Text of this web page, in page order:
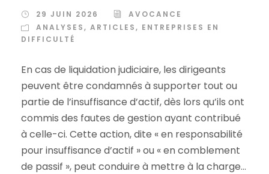
29 JUIN 2026
AVOCANCE
ANALYSES, ARTICLES, ENTREPRISES EN
DIFFICULTÉ
En cas de liquidation judiciaire, les dirigeants
peuvent être condamnés à supporter tout ou
partie de l’insuffisance d’actif, dès lors qu’ils ont
commis des fautes de gestion ayant contribué
à celle-ci. Cette action, dite « en responsabilité
pour insuffisance d’actif » ou « en comblement
de passif », peut conduire à mettre à la charge...